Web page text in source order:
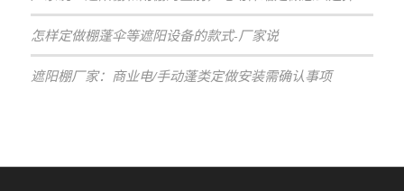
怎样定做棚蓬伞等遮阳设备的款式-厂家说
遮阳棚厂家：商业电/手动蓬类定做安装需确认事项